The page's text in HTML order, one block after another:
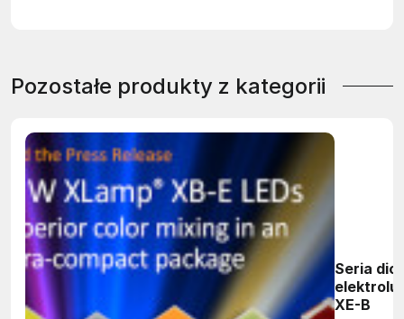
Pozostałe produkty z kategorii
Seria
XE-B